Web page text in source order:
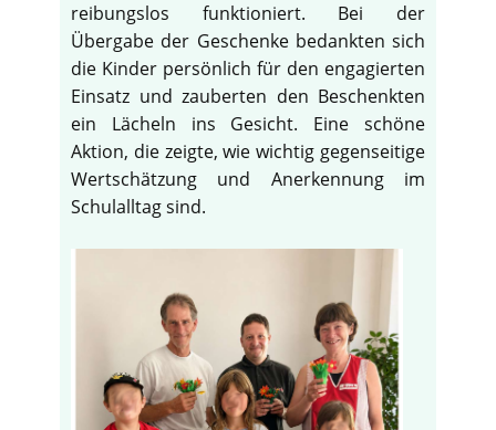
reibungslos funktioniert. Bei der
Übergabe der Geschenke bedankten sich
die Kinder persönlich für den engagierten
Einsatz und zauberten den Beschenkten
ein Lächeln ins Gesicht. Eine schöne
Aktion, die zeigte, wie wichtig gegenseitige
Wertschätzung und Anerkennung im
Schulalltag sind.